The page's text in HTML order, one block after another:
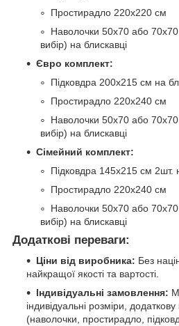
Простирадло 220х220 см
Наволочки 50х70 або
вибір) на блискавці
Євро комплект:
Підковдра 200х215 см на
Простирадло 220х240 см
Наволочки 50х70 або
вибір) на блискавці
Сімейний комплект:
Підковдра 145х215 см 2шт.
Простирадло 220х240 см
Наволочки 50х70 або
вибір) на блискавці
Додаткові переваги:
Ціни від виробника: Без
найкращої якості та вартості.
Індивідуальні замовлення:
індивідуальні розміри,
(наволочки, простирадло,